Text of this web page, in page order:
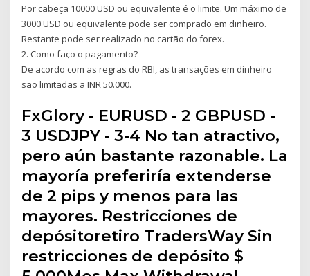
Por cabeça 10000 USD ou equivalente é o limite. Um máximo de
3000 USD ou equivalente pode ser comprado em dinheiro.
Restante pode ser realizado no cartão do forex.
2. Como faço o pagamento?
De acordo com as regras do RBI, as transações em dinheiro
são limitadas a INR 50.000.
FxGlory - EURUSD - 2 GBPUSD -
3 USDJPY - 3-4 No tan atractivo,
pero aún bastante razonable. La
mayoría preferiría extenderse
de 2 pips y menos para las
mayores. Restricciones de
depósitoretiro TradersWay Sin
restricciones de depósito $